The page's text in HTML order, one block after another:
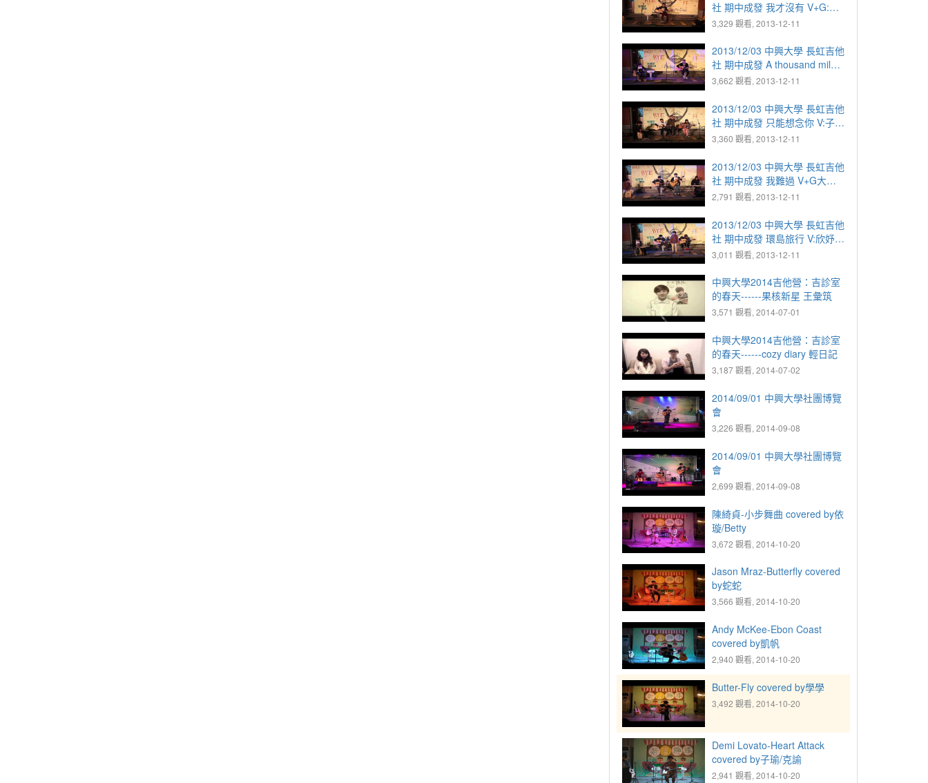
社 期中成發 我才沒有 V+G:智
勳
3,329 觀看, 2013-12-11
2013/12/03 中興大學 長虹吉他
社 期中成發 A thousand miles
V+G:子瑜 D彥淮
3,662 觀看, 2013-12-11
2013/12/03 中興大學 長虹吉他
社 期中成發 只能想念你 V:子豪
G+合:建良 G:敏瑜 D:阿光
3,360 觀看, 2013-12-11
2013/12/03 中興大學 長虹吉他
社 期中成發 我難過 V+G大頭
彥淮 D:欣妤 鐵琴:依璇
2,791 觀看, 2013-12-11
2013/12/03 中興大學 長虹吉他
社 期中成發 環島旅行 V:欣妤
依璇 G:阿璇 大頭 D:彥淮
3,011 觀看, 2013-12-11
中興大學2014吉他營：吉診室
的春天------果核新星 王彙筑
3,571 觀看, 2014-07-01
中興大學2014吉他營：吉診室
的春天------cozy diary 輕日記
3,187 觀看, 2014-07-02
2014/09/01 中興大學社團博覽
會
3,226 觀看, 2014-09-08
2014/09/01 中興大學社團博覽
會
2,699 觀看, 2014-09-08
陳綺貞-小步舞曲 covered by依
璇/Betty
3,672 觀看, 2014-10-20
Jason Mraz-Butterfly covered
by蛇蛇
3,566 觀看, 2014-10-20
Andy McKee-Ebon Coast
covered by凱帆
2,940 觀看, 2014-10-20
Butter-Fly covered by學學
3,492 觀看, 2014-10-20
Demi Lovato-Heart Attack
covered by子瑜/克諭
2,941 觀看, 2014-10-20